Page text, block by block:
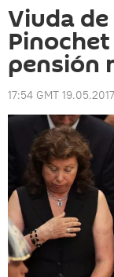
Viuda
pensión
17:54 GMT 19.05.2017